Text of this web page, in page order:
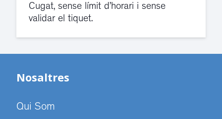
Cugat, sense límit d’horari i sense
validar el tiquet.
Nosaltres
Qui Som